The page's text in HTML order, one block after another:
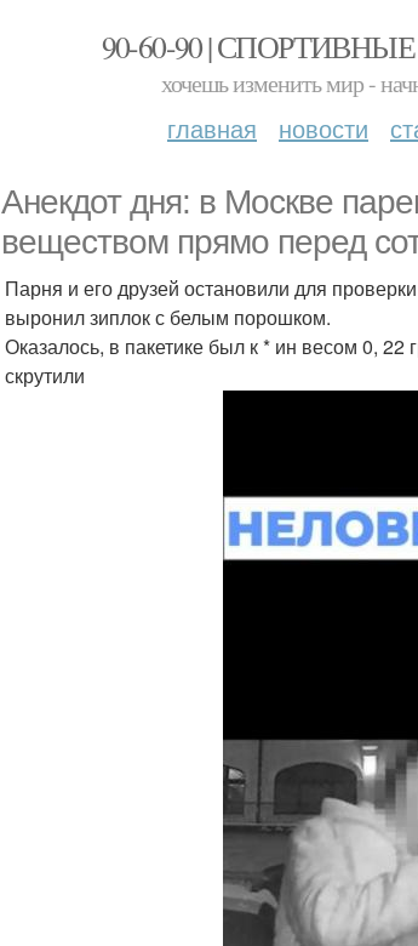
90-60-90 |
хочешь изменить мир -
главная новости
Анекдот дня: в Москве
веществом прямо перед
Парня и его друзей остановили для
выронил зиплок с белым порошком.
Оказалось, в пакетике был к * ин весом 0,
скрутили